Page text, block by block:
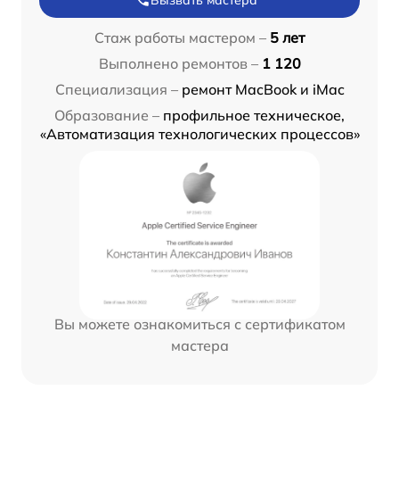
Стаж работы мастером – 5 лет
Выполнено ремонтов – 1 120
Специализация – ремонт MacBook и iMac
Образование – профильное техническое,
«Автоматизация технологических процессов»
Вы можете ознакомиться с сертификатом
мастера